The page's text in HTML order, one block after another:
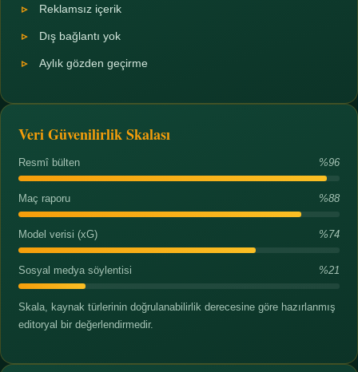
Reklamsız içerik
Dış bağlantı yok
Aylık gözden geçirme
Veri Güvenilirlik Skalası
Resmî bülten %96
Maç raporu %88
Model verisi (xG) %74
Sosyal medya söylentisi %21
Skala, kaynak türlerinin doğrulanabilirlik derecesine göre hazırlanmış
editoryal bir değerlendirmedir.